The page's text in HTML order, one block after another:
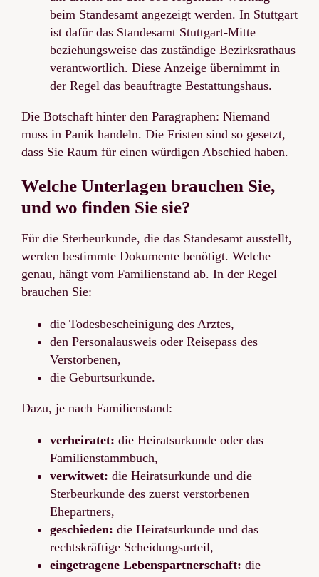
beim Standesamt angezeigt werden. In Stuttgart
ist dafür das Standesamt Stuttgart-Mitte
beziehungsweise das zuständige Bezirksrathaus
verantwortlich. Diese Anzeige übernimmt in
der Regel das beauftragte Bestattungshaus.
Die Botschaft hinter den Paragraphen: Niemand
muss in Panik handeln. Die Fristen sind so gesetzt,
dass Sie Raum für einen würdigen Abschied haben.
Welche Unterlagen brauchen Sie,
und wo finden Sie sie?
Für die Sterbeurkunde, die das Standesamt ausstellt,
werden bestimmte Dokumente benötigt. Welche
genau, hängt vom Familienstand ab. In der Regel
brauchen Sie:
die Todesbescheinigung des Arztes,
den Personalausweis oder Reisepass des
Verstorbenen,
die Geburtsurkunde.
Dazu, je nach Familienstand:
verheiratet: die Heiratsurkunde oder das
Familienstammbuch,
verwitwet: die Heiratsurkunde und die
Sterbeurkunde des zuerst verstorbenen
Ehepartners,
geschieden: die Heiratsurkunde und das
rechtskräftige Scheidungsurteil,
eingetragene Lebenspartnerschaft: die